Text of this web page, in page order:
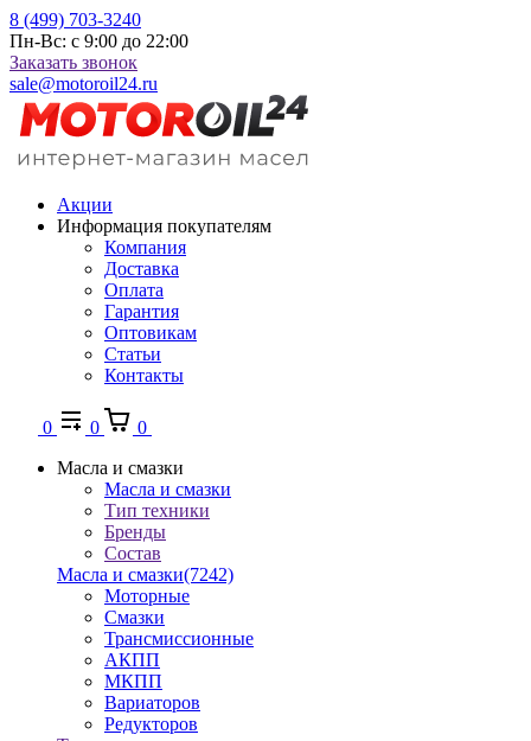
8 (499) 703-3240
Пн-Вс: с 9:00 до 22:00
Заказать звонок
sale@motoroil24.ru
Акции
Информация покупателям
Компания
Доставка
Оплата
Гарантия
Оптовикам
Статьи
Контакты
0 0
0
Масла и смазки
Масла и смазки
Тип техники
Бренды
Состав
Масла и смазки(7242)
Моторные
Смазки
Трансмиссионные
АКПП
МКПП
Вариаторов
Редукторов